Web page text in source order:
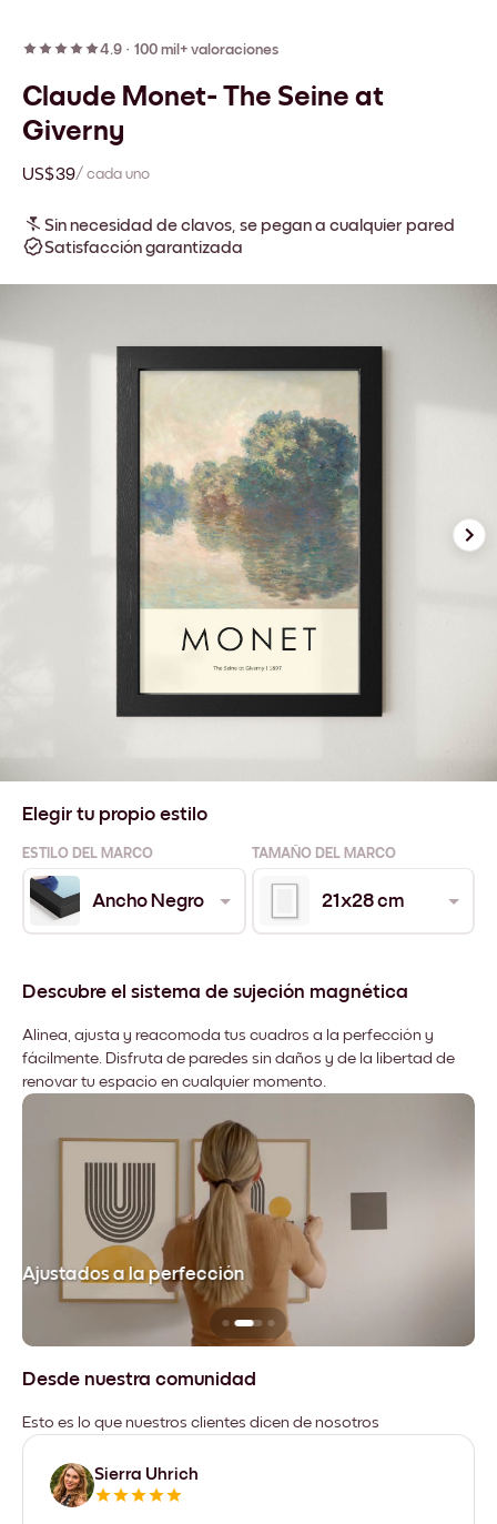
4.9 · 100 mil+ valoraciones
Claude Monet- The Seine at
Giverny
US$39/ cada uno
Sin necesidad de clavos, se pegan a cualquier pared
Satisfacción garantizada
Elegir tu propio estilo
ESTILO DEL MARCO TAMAÑO DEL MARCO
Ancho Negro 21x28 cm
Descubre el sistema de sujeción magnética
Alinea, ajusta y reacomoda tus cuadros a la perfección y
fácilmente. Disfruta de paredes sin daños y de la libertad de
renovar tu espacio en cualquier momento.
Ajustados a la perfección
Desde nuestra comunidad
Esto es lo que nuestros clientes dicen de nosotros
Sierra Uhrich